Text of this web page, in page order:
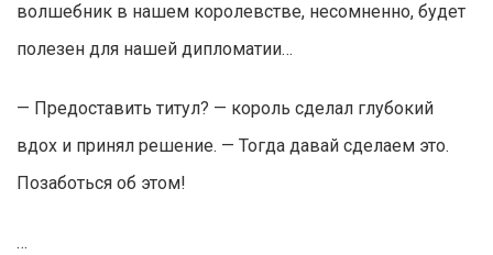
волшебник в нашем королевстве, несомненно, будет
полезен для нашей дипломатии…
— Предоставить титул? — король сделал глубокий
вдох и принял решение. — Тогда давай сделаем это.
Позаботься об этом!
…